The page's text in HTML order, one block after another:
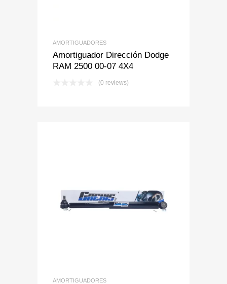
AMORTIGUADORES
Amortiguador Dirección Dodge
RAM 2500 00-07 4X4
(0 reviews)
Add to Wishlist
Add to Compare
AMORTIGUADORES